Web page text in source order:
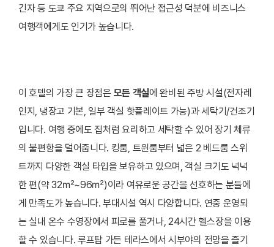
긴자 등 도쿄 주요 지역으로의 뛰어난 접근성 덕분에 비즈니스
여행객에게도 인기가 높습니다.
이 호텔의 가장 큰 장점은 모든 객실에 완비된 주방 시설(전자레
인지, 냉장고 기본, 일부 객실 핫플레이트 가능)과 세탁기/건조기
입니다. 여행 중에도 집처럼 요리하고 세탁할 수 있어 장기 체류
의 불편함을 덜어줍니다. 킹룸, 트윈룸부터 넓은 2 베드룸 스위
트까지 다양한 객실 타입을 보유하고 있으며, 객실 크기도 넉넉
한 편(약 32㎡~96㎡)이라 여유로운 공간을 선호하는 분들에
게 만족도가 높습니다.부대시설 역시 다양합니다. 연중 운영되
는 실내 온수 수영장에서 피로를 풀거나, 24시간 헬스장을 이용
할 수 있습니다. 루프탑 가든 테라스에서 시부야의 전망을 즐기